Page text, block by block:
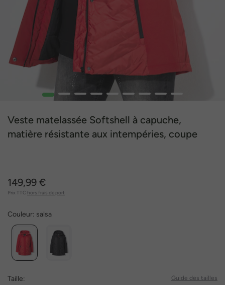
1 2 3 4 5 6 7 8
Veste matelassée Softshell à capuche,
matière résistante aux intempéries, coupe
149,99 €
Prix TTC hors frais de port
Couleur: salsa
Taille: Guide des tailles